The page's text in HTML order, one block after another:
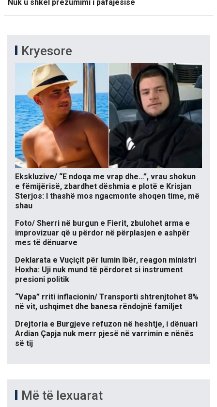
Nuk u shkel prezumimi i pafajësisë
Kryesore
Ekskluzive/ “E ndoqa me vrap dhe…”, vrau shokun
e fëmijërisë, zbardhet dëshmia e plotë e Krisjan
Sterjos: I thashë mos ngacmonte shoqen time, më
shau
Foto/ Sherri në burgun e Fierit, zbulohet arma e
improvizuar që u përdor në përplasjen e ashpër
mes të dënuarve
Deklarata e Vuçiçit për lumin Ibër, reagon ministri
Hoxha: Uji nuk mund të përdoret si instrument
presioni politik
“Vapa” rriti inflacionin/ Transporti shtrenjtohet 8%
në vit, ushqimet dhe banesa rëndojnë familjet
Drejtoria e Burgjeve refuzon në heshtje, i dënuari
Ardian Çapja nuk merr pjesë në varrimin e nënës
së tij
Më të lexuarat